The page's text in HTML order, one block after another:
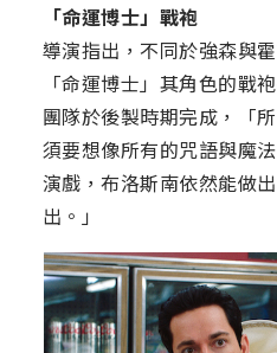
「命運博士」戰袍
導演指出，不同於強森與
「命運博士」其角色的戰
團隊於後製時期完成，「
須要想像所有的咒語與魔
演戲，布洛斯南依然能做
出。」